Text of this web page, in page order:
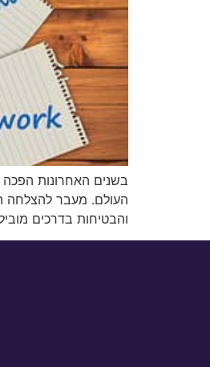
בשנים האחרונות
העולם. מעבר להצלחה
והבטיחות בדרכים